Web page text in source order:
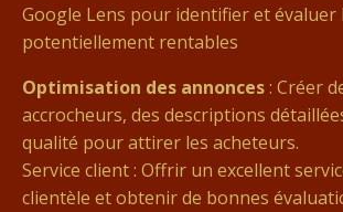
Google Lens pour identifier et évaluer
potentiellement rentables
Optimisation des annonces: Créer
accrocheurs, des descriptions
qualité pour attirer les acheteurs.
Service client : Offrir un excellent
clientèle et obtenir de bonnes